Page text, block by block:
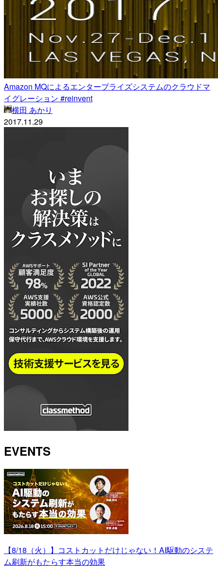
Amazon MQによるエンタープライズシステムのクラウドマ
イグレーション #reinvent
横田 あかり
2017.11.29
EVENTS
【8/18（火）】コストカットだけじゃない！AI駆動のシステ
ム刷新がもたらす本当の効果